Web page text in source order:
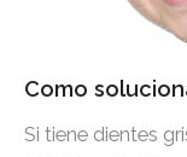
Como
Si tiene dientes